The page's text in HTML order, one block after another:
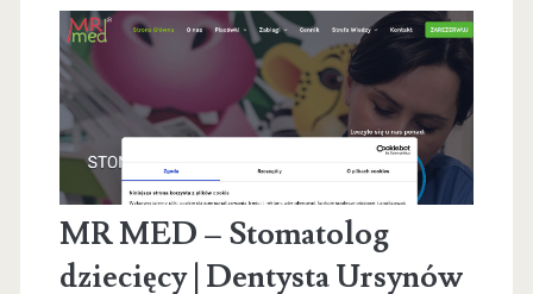
MR MED – Stomatolog
dziecięcy | Dentysta Ursynów